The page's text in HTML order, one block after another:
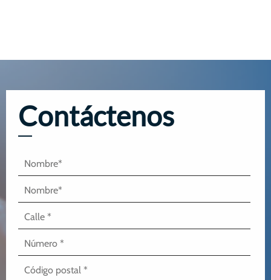
Contáctenos